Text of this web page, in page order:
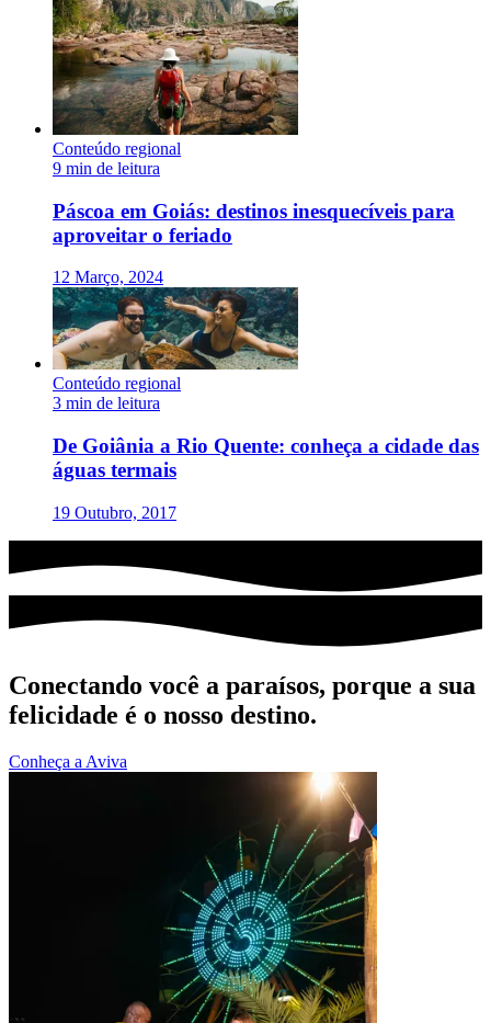
Conteúdo regional
9 min de leitura
Páscoa em Goiás: destinos inesquecíveis para
aproveitar o feriado
12 Março, 2024
Conteúdo regional
3 min de leitura
De Goiânia a Rio Quente: conheça a cidade das
águas termais
19 Outubro, 2017
Conectando você a paraísos, porque a sua
felicidade é o nosso destino.
Conheça a Aviva